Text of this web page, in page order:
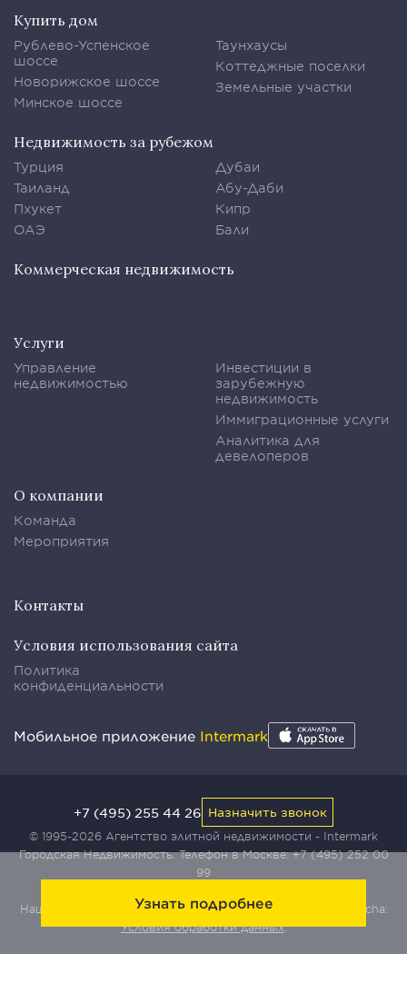
Узнать подробнее
Купить дом
Рублево-Успенское
шоссе
Новорижское шоссе
Минское шоссе
Таунхаусы
Коттеджные поселки
Земельные участки
Недвижимость за рубежом
Турция
Таиланд
Пхукет
ОАЭ
Дубаи
Абу-Даби
Кипр
Бали
Коммерческая недвижимость
Услуги
Управление
недвижимостью
Инвестиции в
зарубежную
недвижимость
Иммиграционные услуги
Аналитика для
девелоперов
О компании
Команда
Мероприятия
Контакты
Условия использования сайта
Политика
конфиденциальности
Мобильное приложение Intermark
© 1995-2026 Агентство элитной недвижимости - Intermark
Городская Недвижимость. Телефон в Москве:+7 (495) 252 00
99
Наш сайт защищен с помощью сервиса Yandex SmartCaptcha:
Условия обработки данных.
+7 (495) 255 44 26 Назначить звонок